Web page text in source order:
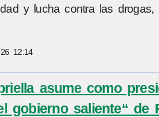
y lucha contra las
12:14
asume como
gobierno saliente“ de